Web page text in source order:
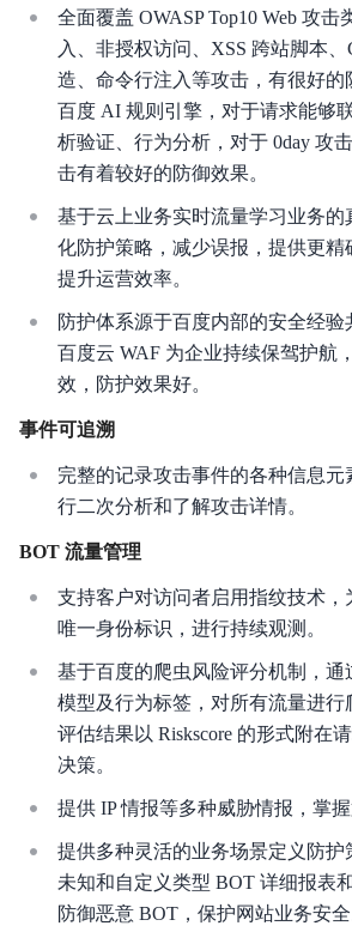
操作指南
最佳实践
常见问题
API参考
相关协议
全面覆盖 OWASP Top10 Web 攻击
入、非授权访问、XSS 跨站脚本
造、命令行注入等攻击，有很好的
百度 AI 规则引擎，对于请求能够
析验证、行为分析，对于 0day 攻
击有着较好的防御效果。
基于云上业务实时流量学习业务的
化防护策略，减少误报，提供更精
提升运营效率。
防护体系源于百度内部的安全经
百度云 WAF 为企业持续保驾护航
效，防护效果好。
事件可追溯
完整的记录攻击事件的各种信息
行二次分析和了解攻击详情。
BOT 流量管理
支持客户对访问者启用指纹技术，
唯一身份标识，进行持续观测。
基于百度的爬虫风险评分机制，通
模型及行为标签，对所有流量进行
评估结果以 Riskscore 的形式附在
决策。
提供 IP 情报等多种威胁情报，掌握
提供多种灵活的业务场景定义防护
未知和自定义类型 BOT 详细报表
防御恶意 BOT，保护网站业务安全